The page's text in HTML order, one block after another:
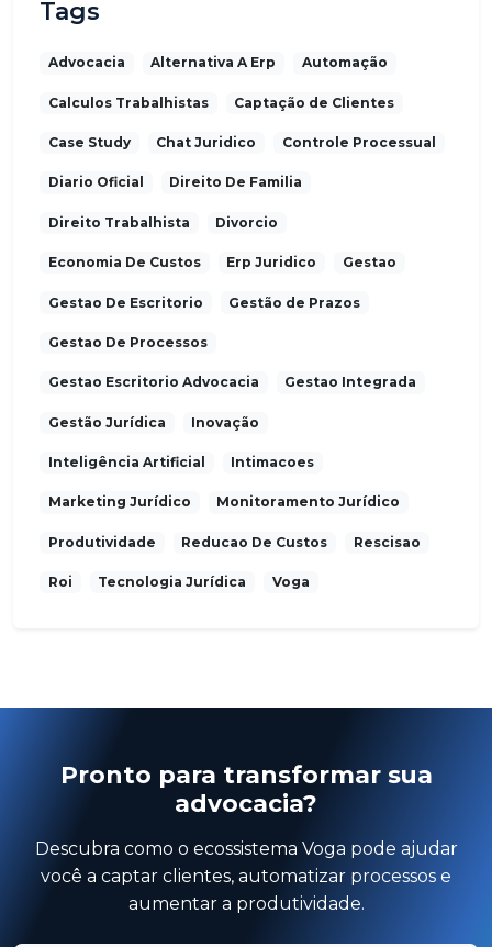
Tags
Advocacia Alternativa A Erp Automação
Calculos Trabalhistas Captação de Clientes
Case Study Chat Juridico Controle Processual
Diario Oficial Direito De Familia
Direito Trabalhista Divorcio
Economia De Custos Erp Juridico Gestao
Gestao De Escritorio Gestão de Prazos
Gestao De Processos
Gestao Escritorio Advocacia Gestao Integrada
Gestão Jurídica Inovação
Inteligência Artificial Intimacoes
Marketing Jurídico Monitoramento Jurídico
Produtividade Reducao De Custos Rescisao
Roi Tecnologia Jurídica Voga
Pronto para transformar sua
advocacia?
Descubra como o ecossistema Voga pode ajudar
você a captar clientes, automatizar processos e
aumentar a produtividade.